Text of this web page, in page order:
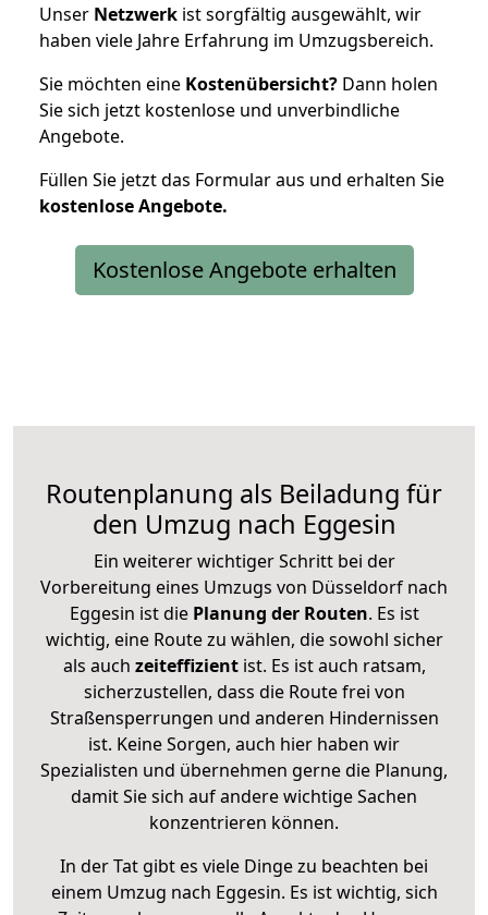
Unser Netzwerk ist sorgfältig ausgewählt, wir
haben viele Jahre Erfahrung im Umzugsbereich.
Sie möchten eine Kostenübersicht? Dann holen
Sie sich jetzt kostenlose und unverbindliche
Angebote.
Füllen Sie jetzt das Formular aus und erhalten Sie
kostenloseAngebote.
Kostenlose Angebote erhalten
Routenplanung als Beiladung für
den Umzug nach Eggesin
Ein weiterer wichtiger Schritt bei der
Vorbereitung eines Umzugs von Düsseldorf nach
Eggesin ist diePlanung der Routen. Es ist
wichtig, eine Route zu wählen, die sowohl sicher
als auch zeiteffizientist. Es ist auch ratsam,
sicherzustellen, dass die Route frei von
Straßensperrungen und anderen Hindernissen
ist. Keine Sorgen, auch hier haben wir
Spezialisten und übernehmen gerne die Planung,
damit Sie sich auf andere wichtige Sachen
konzentrieren können.
In der Tat gibt es viele Dinge zu beachten bei
einem Umzug nach Eggesin. Es ist wichtig, sich